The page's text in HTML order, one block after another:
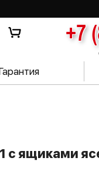
+7